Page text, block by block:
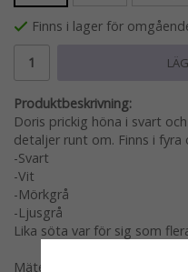
Finns i lager för
Produktbeskrivning:
Doris prickig höna i svart
detaljer runt om. Finns i fyra
-Svart
-Vit
-Mörkgrå
-Ljusgrå
Lika söta var för sig som
Mäter 2,2*2,5*2,5cm